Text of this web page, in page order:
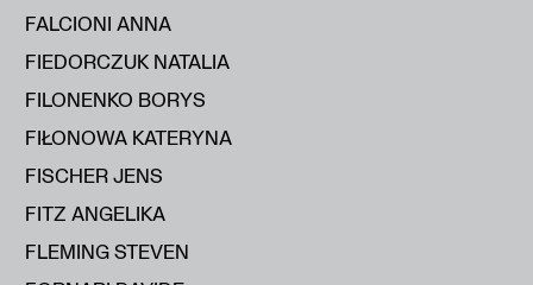
FALCIONI ANNA
FIEDORCZUK NATALIA
FILONENKO BORYS
FIŁONOWA KATERYNA
FISCHER JENS
FITZ ANGELIKA
FLEMING STEVEN